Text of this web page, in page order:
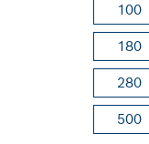
100
180
280
500